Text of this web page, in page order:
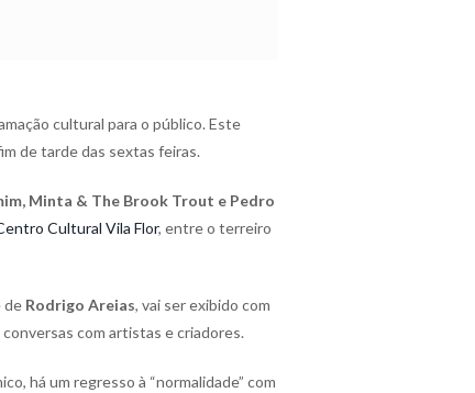
cultural para o público. Este
de tarde das sextas feiras.
Minta & The Brook Trout e Pedro
Cultural Vila Flor, entre o terreiro
de Rodrigo Areias, vai ser exibido com
com artistas e criadores.
há um regresso à “normalidade” com